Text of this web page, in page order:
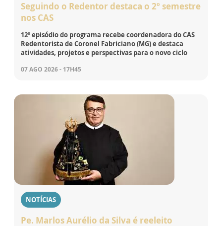
Seguindo o Redentor destaca o 2º semestre
nos CAS
12º episódio do programa recebe coordenadora do CAS
Redentorista de Coronel Fabriciano (MG) e destaca
atividades, projetos e perspectivas para o novo ciclo
07 AGO 2026 - 17H45
NOTÍCIAS
Pe. Marlos Aurélio da Silva é reeleito